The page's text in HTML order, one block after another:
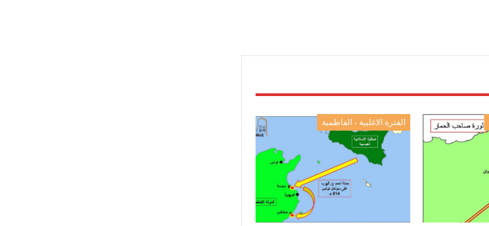
الفترة الاغلبية - الفاطمية